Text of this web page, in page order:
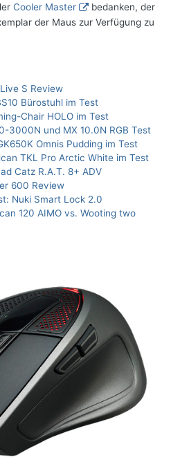
Cooler Master
bedanken, der
der Maus zur Verfügung zu
S Review
Bürostuhl im Test
Chair HOLO im Test
3000N und MX 10.0N RGB Test
Omnis Pudding im Test
TKL Pro Arctic White im Test
Catz R.A.T. 8+ ADV
600 Review
Nuki Smart Lock 2.0
120 AIMO vs. Wooting two